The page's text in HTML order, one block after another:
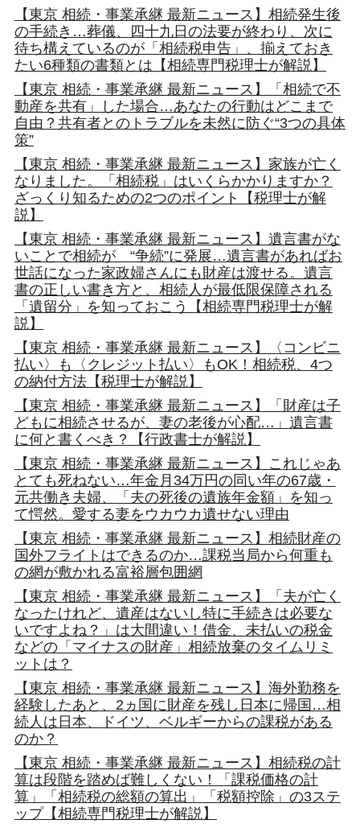
【東京 相続・事業承継 最新ニュース】相続発生後
の手続き…葬儀、四十九日の法要が終わり、次に
待ち構えているのが「相続税申告」、揃えておき
たい6種類の書類とは【相続専門税理士が解説】
【東京 相続・事業承継 最新ニュース】「相続で不
動産を共有」した場合…あなたの行動はどこまで
自由？共有者とのトラブルを未然に防ぐ“3つの具体
策”
【東京 相続・事業承継 最新ニュース】家族が亡く
なりました。「相続税」はいくらかかりますか？
ざっくり知るための2つのポイント【税理士が解
説】
【東京 相続・事業承継 最新ニュース】遺言書がな
いことで相続が “争続”に発展…遺言書があればお
世話になった家政婦さんにも財産は渡せる。遺言
書の正しい書き方と、相続人が最低限保障される
「遺留分」を知っておこう【相続専門税理士が解
説】
【東京 相続・事業承継 最新ニュース】〈コンビニ
払い〉も〈クレジット払い〉もOK！相続税、4つ
の納付方法【税理士が解説】
【東京 相続・事業承継 最新ニュース】「財産は子
どもに相続させるが、妻の老後が心配…」遺言書
に何と書くべき？【行政書士が解説】
【東京 相続・事業承継 最新ニュース】これじゃあ
とても死ねない…年金月34万円の同い年の67歳・
元共働き夫婦、「夫の死後の遺族年金額」を知っ
て愕然。愛する妻をウカウカ遺せない理由
【東京 相続・事業承継 最新ニュース】相続財産の
国外フライトはできるのか…課税当局から何重も
の網が敷かれる富裕層包囲網
【東京 相続・事業承継 最新ニュース】「夫が亡く
なったけれど、遺産はないし特に手続きは必要な
いですよね？」は大間違い！借金、未払いの税金
などの「マイナスの財産」相続放棄のタイムリミ
ットは？
【東京 相続・事業承継 最新ニュース】海外勤務を
経験したあと、2ヵ国に財産を残し日本に帰国…相
続人は日本、ドイツ、ベルギーからの課税がある
のか？
【東京 相続・事業承継 最新ニュース】相続税の計
算は段階を踏めば難しくない！「課税価格の計
算」「相続税の総額の算出」「税額控除」の3ステ
ップ【相続専門税理士が解説】